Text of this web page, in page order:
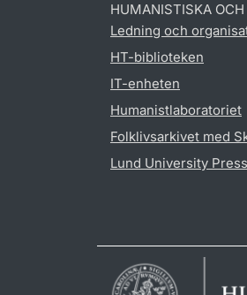
HUMANISTISKA
Ledning och
HT-biblioteken
IT-enheten
Humanistlaboratoriet
Folklivsarkivet med
Lund University Press